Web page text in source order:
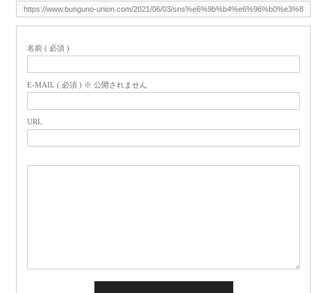
名前 ( 必須 )
E-MAIL ( 必須 ) ※ 公開されません
URL